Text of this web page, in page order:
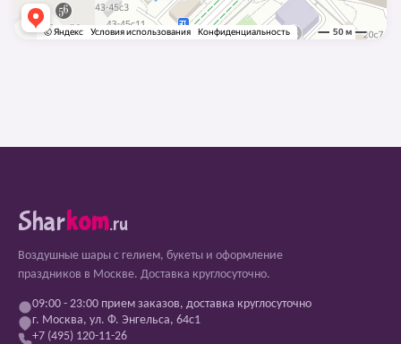
Sharkom.ru
Воздушные шары с гелием, букеты и оформление
праздников в Москве. Доставка круглосуточно.
09:00 - 23:00 прием заказов, доставка круглосуточно
г. Москва, ул. Ф. Энгельса, 64с1
+7 (495) 120-11-26